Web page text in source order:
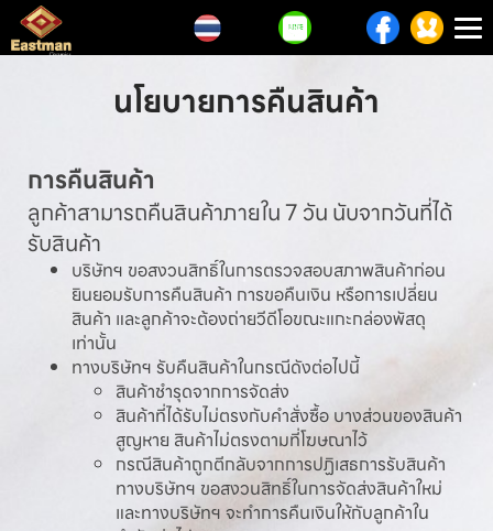
นโยบายการคืนสินค้า
การคืนสินค้า
ลูกค้าสามารถคืนสินค้าภายใน 7 วัน นับจากวันที่ได้
รับสินค้า
บริษัทฯ ขอสงวนสิทธิ์ในการตรวจสอบสภาพสินค้าก่อน
ยินยอมรับการคืนสินค้า การขอคืนเงิน หรือการเปลี่ยน
สินค้า และลูกค้าจะต้องถ่ายวีดีโอขณะแกะกล่องพัสดุ
เท่านั้น
ทางบริษัทฯ รับคืนสินค้าในกรณีดังต่อไปนี้
สินค้าชำรุดจากการจัดส่ง
สินค้าที่ได้รับไม่ตรงกับคำสั่งซื้อ บางส่วนของสินค้า
สูญหาย สินค้าไม่ตรงตามที่โฆษณาไว้
กรณีสินค้าถูกตีกลับจากการปฏิเสธการรับสินค้า
ทางบริษัทฯ ขอสงวนสิทธิ์ในการจัดส่งสินค้าใหม่
และทางบริษัทฯ จะทำการคืนเงินให้กับลูกค้าใน